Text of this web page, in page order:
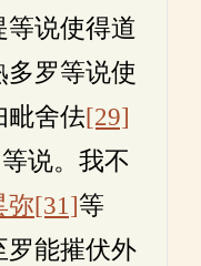
说使得道
多罗等说使
毗舍佉[29]
等说。我不
弥[31]等
罗能摧伏外